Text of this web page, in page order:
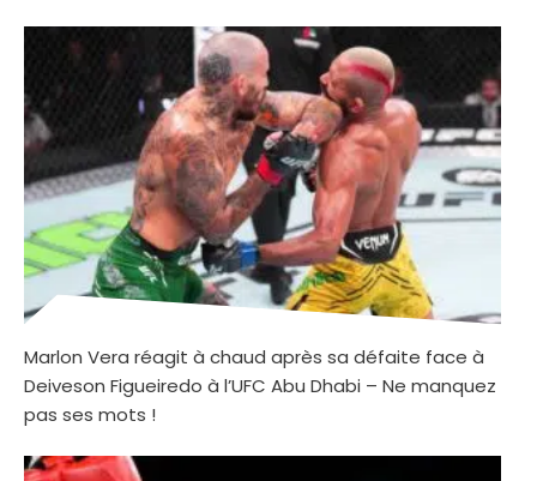
Marlon Vera réagit à chaud après sa défaite face à
Deiveson Figueiredo à l’UFC Abu Dhabi – Ne manquez
pas ses mots !